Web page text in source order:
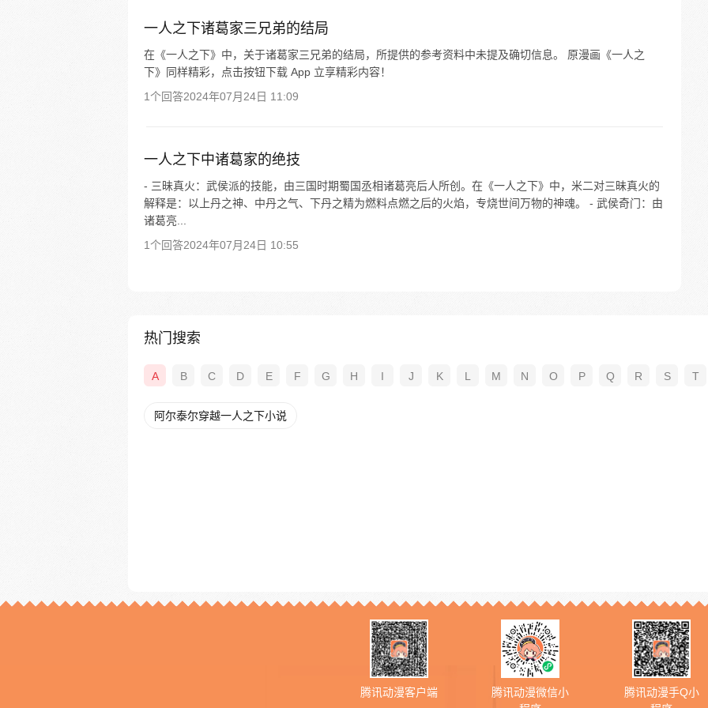
一人之下诸葛家三兄弟的结局
在《一人之下》中，关于诸葛家三兄弟的结局，所提供的参考资料中未提及确切信息。 原漫画《一人之
下》同样精彩，点击按钮下载 App 立享精彩内容！
1个回答2024年07月24日 11:09
一人之下中诸葛家的绝技
- 三昧真火：武侯派的技能，由三国时期蜀国丞相诸葛亮后人所创。在《一人之下》中，米二对三昧真火的
解释是：以上丹之神、中丹之气、下丹之精为燃料点燃之后的火焰，专烧世间万物的神魂。 - 武侯奇门：由
诸葛亮...
1个回答2024年07月24日 10:55
热门搜索
A B C D E F G H I J K L M N O P Q R S T
阿尔泰尔穿越一人之下小说
腾讯动漫客户端
腾讯动漫微信小
腾讯动漫手Q小